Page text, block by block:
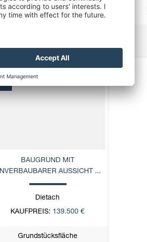
KAUFPREIS: 248.000 €
BAUGRUND MIT
AUSSICHT ...
Dietach
KAUFPREIS: 139.500 €
Grundstücksfläche